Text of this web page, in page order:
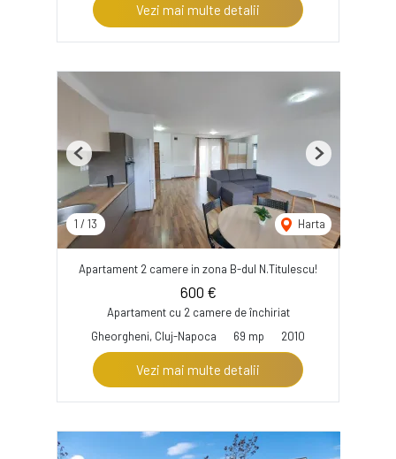
Vezi mai multe detalii
1 / 13 Harta
Previous Next
Apartament 2 camere in zona B-dul N.Titulescu!
600 €
Apartament cu 2 camere de închiriat
Gheorgheni, Cluj-Napoca
69 mp 2010
Vezi mai multe detalii